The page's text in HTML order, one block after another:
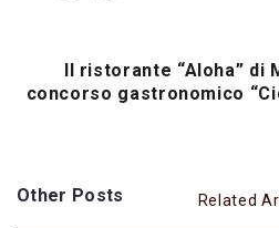
Il ristorante “Aloha” di
concorso gastronomico
Other Posts Related